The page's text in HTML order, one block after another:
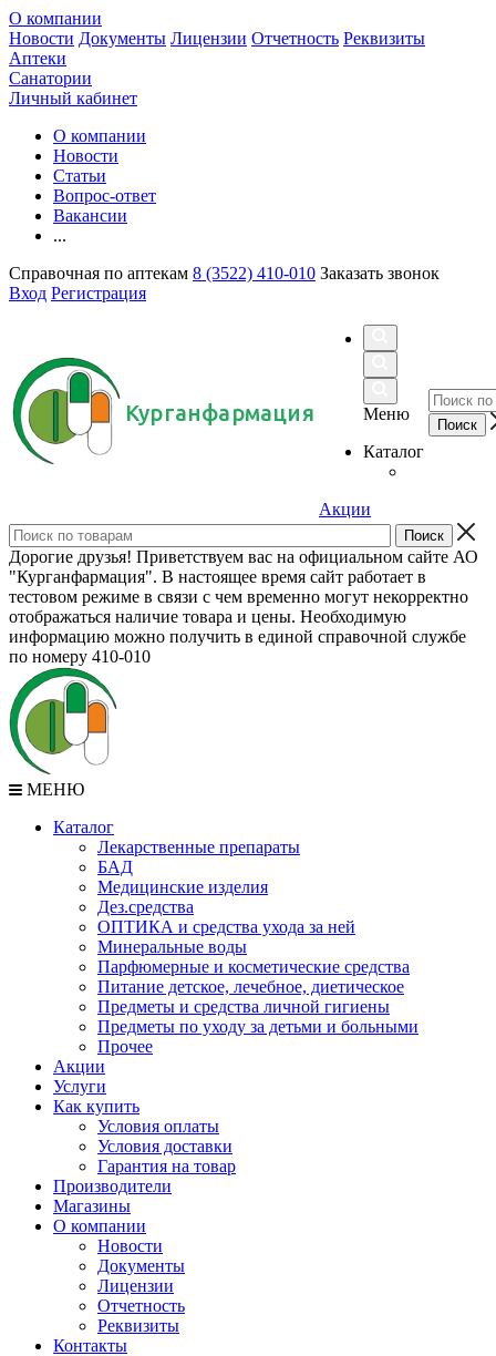
О компании
Новости Документы Лицензии Отчетность Реквизиты
Аптеки
Санатории
Личный кабинет
О компании
Новости
Статьи
Вопрос-ответ
Вакансии
...
Справочная по аптекам 8 (3522) 410-010 Заказать звонок
Вход Регистрация
Курганфармация
Меню
Каталог
Акции
Дорогие друзья! Приветствуем вас на официальном сайте АО
"Курганфармация". В настоящее время сайт работает в
тестовом режиме в связи с чем временно могут некорректно
отображаться наличие товара и цены. Необходимую
информацию можно получить в единой справочной службе
по номеру 410-010
МЕНЮ
Каталог
Лекарственные препараты
БАД
Медицинские изделия
Дез.средства
ОПТИКА и средства ухода за ней
Минеральные воды
Парфюмерные и косметические средства
Питание детское, лечебное, диетическое
Предметы и средства личной гигиены
Предметы по уходу за детьми и больными
Прочее
Акции
Услуги
Как купить
Условия оплаты
Условия доставки
Гарантия на товар
Производители
Магазины
О компании
Новости
Документы
Лицензии
Отчетность
Реквизиты
Контакты